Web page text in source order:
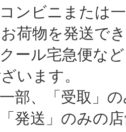
ビニまたは一
荷物を発送で
ル宅急便など
います。
、「受取」の
送」のみの店